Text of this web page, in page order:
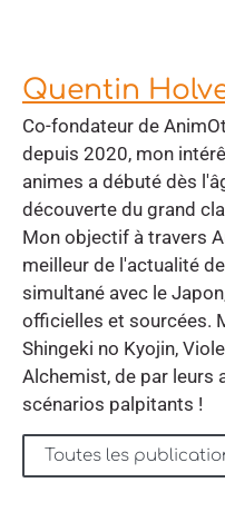
Quentin
Co-fondateur de
depuis 2020, mon
animes a débuté dès
découverte du grand
Mon objectif à travers
meilleur de l'actualité
simultané avec le
officielles et sourcées.
Shingeki no Kyojin,
Alchemist, de par leurs
scénarios palpitants !
Toutes les